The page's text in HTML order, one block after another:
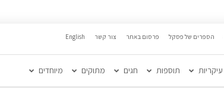
הספרים של פסקל פרסום באתר צור קשר English
עיקריות תוספות חגים מתוקים מיוחדים